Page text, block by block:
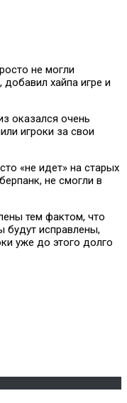
не могли
хайпа игре и
оказался очень
игроки за свои
«не идет» на старых
не смогли в
тем фактом, что
будут исправлены,
уже до этого долго